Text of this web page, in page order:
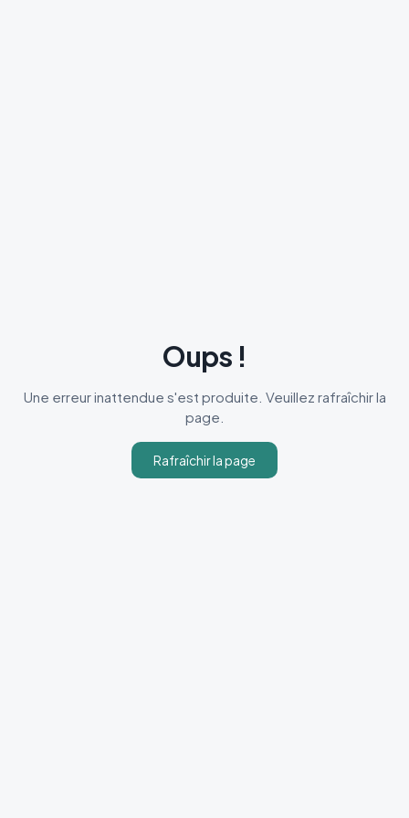
Oups !
Une erreur inattendue s'est produite. Veuillez rafraîchir la
page.
Rafraîchir la page